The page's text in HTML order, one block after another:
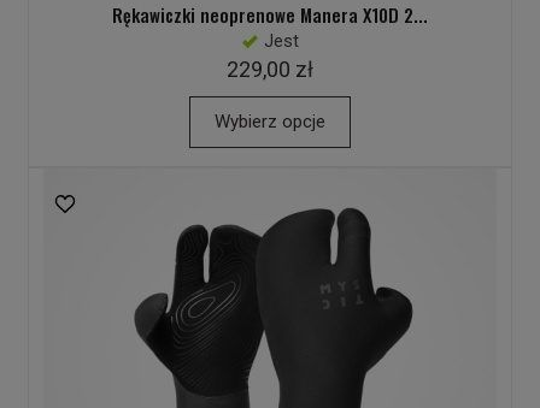
Rękawiczki neoprenowe Manera X10D 2...
Jest
229,00 zł
Wybierz opcje